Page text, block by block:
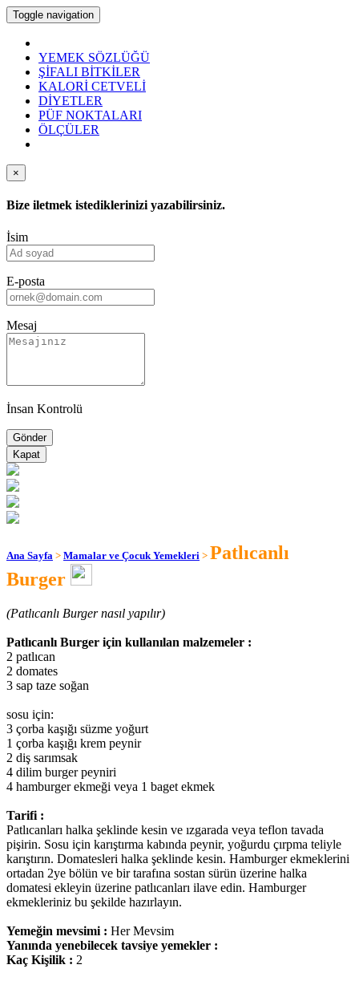
Toggle navigation
YEMEK SÖZLÜĞÜ
ŞİFALI BİTKİLER
KALORİ CETVELİ
DİYETLER
PÜF NOKTALARI
ÖLÇÜLER
×
Bize iletmek istediklerinizi yazabilirsiniz.
İsim
E-posta
Mesaj
İnsan Kontrolü
Kapat
Ana Sayfa > Mamalar ve Çocuk Yemekleri > Patlıcanlı
Burger
(Patlıcanlı Burger nasıl yapılır)
Patlıcanlı Burger için kullanılan malzemeler :
2 patlıcan
2 domates
3 sap taze soğan
sosu için:
3 çorba kaşığı süzme yoğurt
1 çorba kaşığı krem peynir
2 diş sarımsak
4 dilim burger peyniri
4 hamburger ekmeği veya 1 baget ekmek
Tarifi :
Patlıcanları halka şeklinde kesin ve ızgarada veya teflon tavada
pişirin. Sosu için karıştırma kabında peynir, yoğurdu çırpma teliyle
karıştırın. Domatesleri halka şeklinde kesin. Hamburger ekmeklerini
ortadan 2ye bölün ve bir tarafına sostan sürün üzerine halka
domatesi ekleyin üzerine patlıcanları ilave edin. Hamburger
ekmekleriniz bu şekilde hazırlayın.
Yemeğin mevsimi : Her Mevsim
Yanında yenebilecek tavsiye yemekler :
Kaç Kişilik : 2